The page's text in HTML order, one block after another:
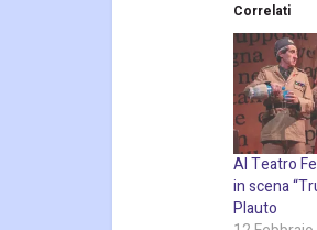
Correlati
Al Teatro
in scena
Plauto